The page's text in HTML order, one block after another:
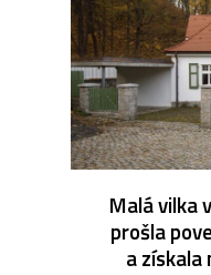
Malá vilka
prošla
a